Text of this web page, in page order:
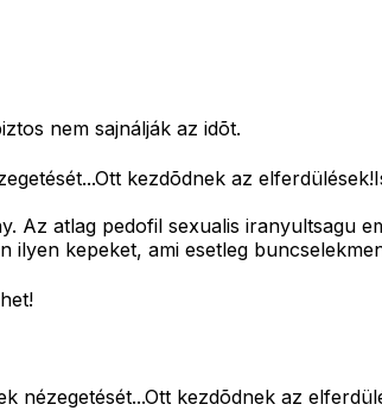
nem sajnálják az idõt.
kezdõdnek az
Az atlag pedofil sexualis iranyultsagu
ilyen kepeket, ami esetleg
nézegetését...Ott kezdõdnek az